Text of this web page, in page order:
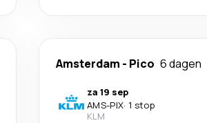
Amsterdam - Pico 6 dagen
za 19 sep
AMS-PIX· 1 stop
KLM